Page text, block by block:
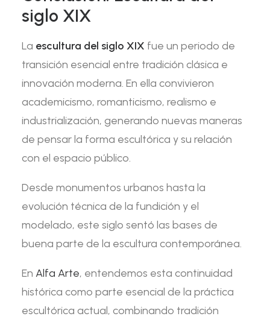
siglo XIX
La escultura del siglo XIX fue un periodo de
transición esencial entre tradición clásica e
innovación moderna. En ella convivieron
academicismo, romanticismo, realismo e
industrialización, generando nuevas maneras
de pensar la forma escultórica y su relación
con el espacio público.
Desde monumentos urbanos hasta la
evolución técnica de la fundición y el
modelado, este siglo sentó las bases de
buena parte de la escultura contemporánea.
En Alfa Arte, entendemos esta continuidad
histórica como parte esencial de la práctica
escultórica actual, combinando tradición